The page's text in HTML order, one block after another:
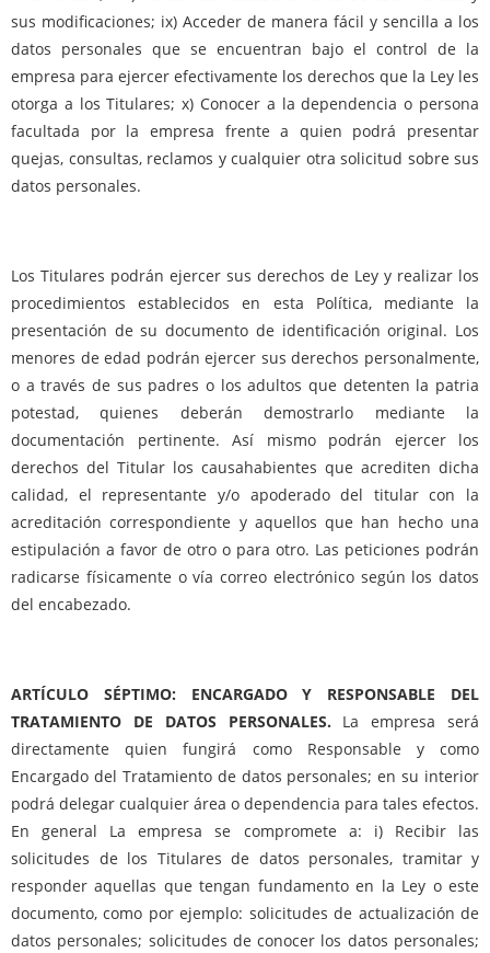
sus modificaciones; ix) Acceder de manera fácil y sencilla a los
datos personales que se encuentran bajo el control de la
empresa para ejercer efectivamente los derechos que la Ley les
otorga a los Titulares; x) Conocer a la dependencia o persona
facultada por la empresa frente a quien podrá presentar
quejas, consultas, reclamos y cualquier otra solicitud sobre sus
datos personales.
Los Titulares podrán ejercer sus derechos de Ley y realizar los
procedimientos establecidos en esta Política, mediante la
presentación de su documento de identificación original. Los
menores de edad podrán ejercer sus derechos personalmente,
o a través de sus padres o los adultos que detenten la patria
potestad, quienes deberán demostrarlo mediante la
documentación pertinente. Así mismo podrán ejercer los
derechos del Titular los causahabientes que acrediten dicha
calidad, el representante y/o apoderado del titular con la
acreditación correspondiente y aquellos que han hecho una
estipulación a favor de otro o para otro. Las peticiones podrán
radicarse físicamente o vía correo electrónico según los datos
del encabezado.
ARTÍCULO SÉPTIMO: ENCARGADO Y RESPONSABLE DEL
TRATAMIENTO DE DATOS PERSONALES. La empresa será
directamente quien fungirá como Responsable y como
Encargado del Tratamiento de datos personales; en su interior
podrá delegar cualquier área o dependencia para tales efectos.
En general La empresa se compromete a: i) Recibir las
solicitudes de los Titulares de datos personales, tramitar y
responder aquellas que tengan fundamento en la Ley o este
documento, como por ejemplo: solicitudes de actualización de
datos personales; solicitudes de conocer los datos personales;